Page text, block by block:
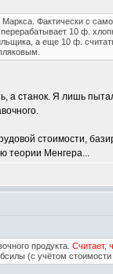
Фактически с
10 ф.
а еще 10 ф.
станок. Я лишь
стоимости,
теории Менгера...
продукта. Считает,
(с учётом